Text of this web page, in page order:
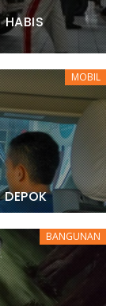
HABIS
MOBIL
BANGUNAN